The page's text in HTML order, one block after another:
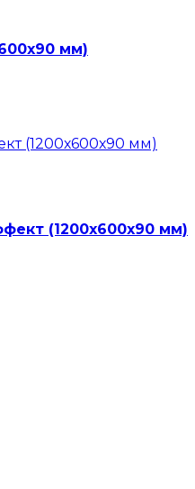
мм)
(1200х600х90 мм)